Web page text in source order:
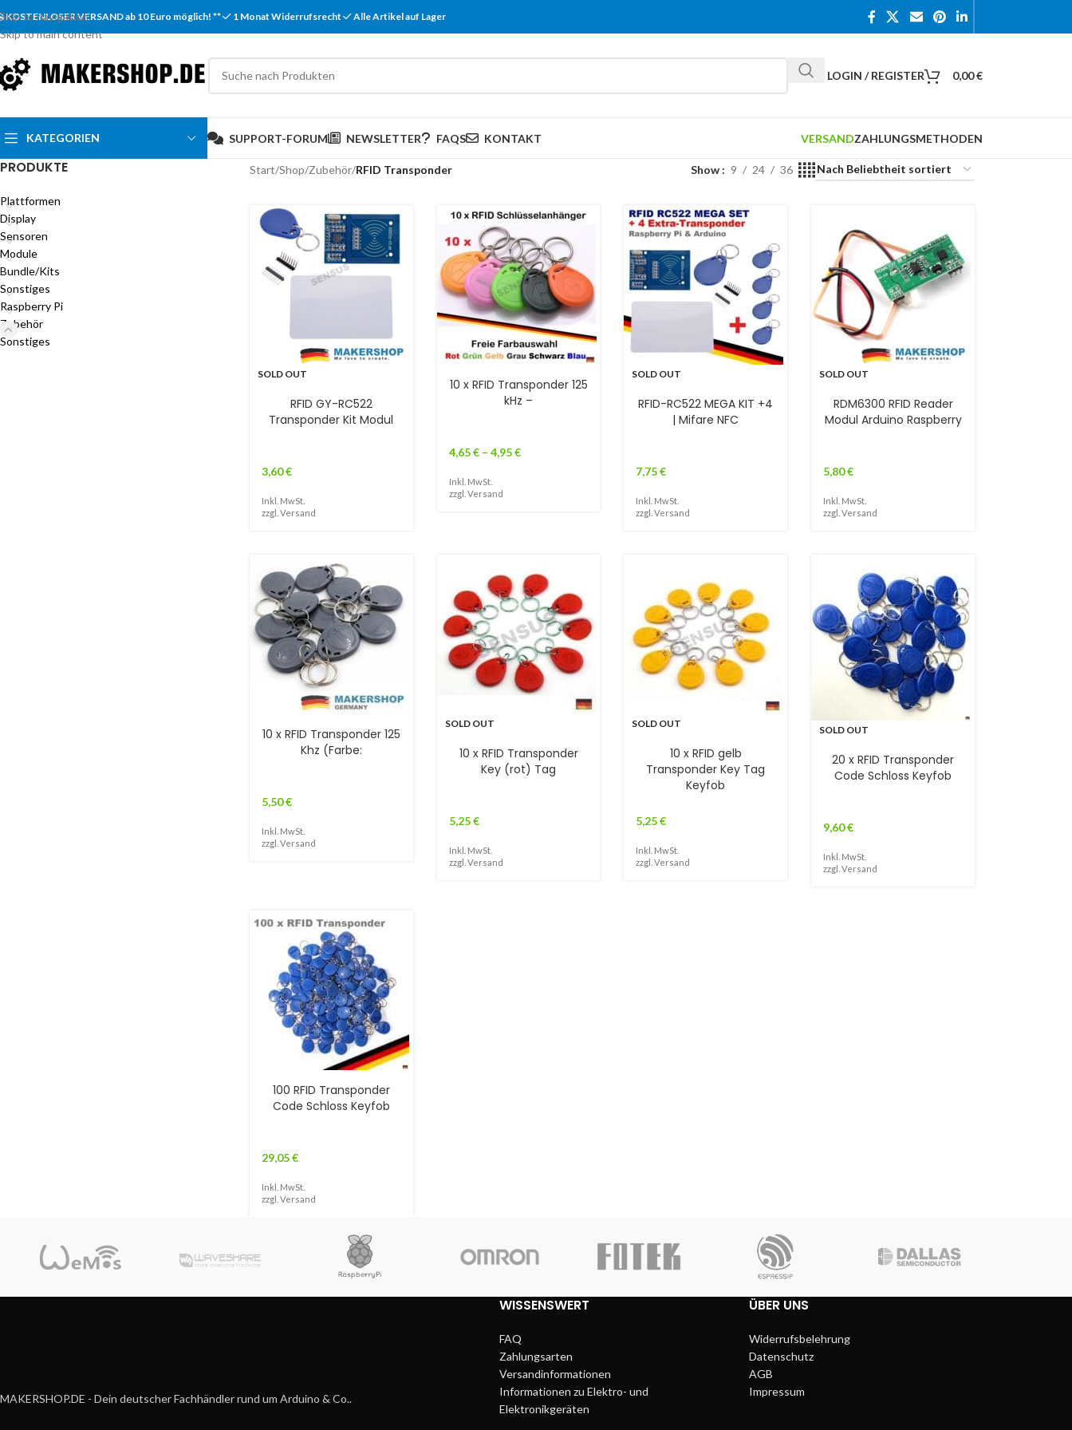
Skip to navigation
Skip to main content
KOSTENLOSER VERSAND ab 10 Euro möglich! ** 1 Monat Widerrufsrecht Alle Artikel auf Lager
LOGIN / REGISTER 0,00€
KATEGORIEN SUPPORT-FORUM NEWSLETTER FAQS KONTAKT VERSANDZAHLUNGSMETHODEN
PRODUKTE
Plattformen
Display
Sensoren
Module
Bundle/Kits
Sonstiges
Raspberry Pi
Zubehör
Sonstiges
Start/Shop/Zubehör/RFID Transponder Show 9 24 36
SOLD OUT
RFID GY-RC522
Transponder Kit Modul
3,60€
Inkl. MwSt.
zzgl. Versand
10 x RFID Transponder 125
kHz –
4,65€ – 4,95€
Inkl. MwSt.
zzgl. Versand
SOLD OUT
RFID-RC522 MEGA KIT +4
| Mifare NFC
7,75€
Inkl. MwSt.
zzgl.Versand
SOLD OUT
RDM6300 RFID Reader
Modul Arduino Raspberry
5,80€
Inkl. MwSt.
zzgl.Versand
10 x RFID Transponder 125
Khz (Farbe:
5,50€
Inkl. MwSt.
zzgl. Versand
SOLD OUT
10 x RFID Transponder
Key (rot) Tag
5,25€
Inkl. MwSt.
zzgl. Versand
SOLD OUT
10 x RFID gelb
Transponder Key Tag
Keyfob
5,25€
Inkl. MwSt.
zzgl.Versand
SOLD OUT
20 x RFID Transponder
Code Schloss Keyfob
9,60€
Inkl. MwSt.
zzgl.Versand
100 RFID Transponder
Code Schloss Keyfob
29,05€
Inkl. MwSt.
zzgl. Versand
MAKERSHOP.DE - Dein deutscher Fachhändler rund um Arduino & Co..
WISSENSWERT
FAQ
Zahlungsarten
Versandinformationen
Informationen zu Elektro- und
Elektronikgeräten
ÜBER UNS
Widerrufsbelehrung
Datenschutz
AGB
Impressum